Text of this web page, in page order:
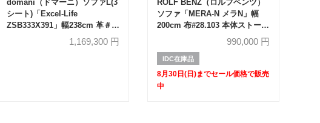
domani（ドマーニ）ソファL(3
シート)「Excel-Life
ZSB333X391」幅238cm 革＃
L40ヴィーゴホワイト【受注生
1,169,300 円
ROLF BENZ（ロルフベンツ）
ソファ「MERA-N メラN」幅
200cm 布#28.103 本体ストーン
グレー色 ※クッション2個付
【セール対象品のため
50%OFF】
990,000 円
IDC在庫品
8月30日(日)までセール価格で販売
中